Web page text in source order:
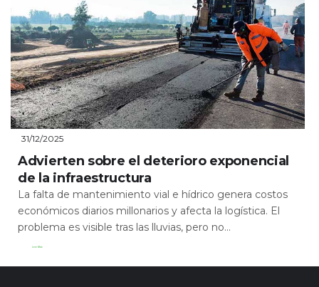
31/12/2025
Advierten sobre el deterioro exponencial
de la infraestructura
La falta de mantenimiento vial e hídrico genera costos
económicos diarios millonarios y afecta la logística. El
problema es visible tras las lluvias, pero no...
Leer Más